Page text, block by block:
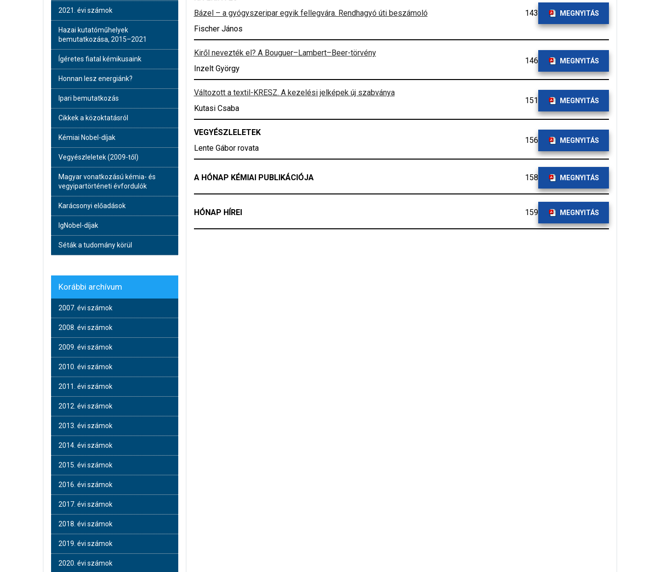
Bázel – a gyógyszeripar egyik fellegvára. Rendhagyó úti beszámoló
Fischer János
143 MEGNYITÁS
Kiről nevezték el? A Bouguer–Lambert–Beer-törvény
Inzelt György
146 MEGNYITÁS
Változott a textil-KRESZ. A kezelési jelképek új szabványa
Kutasi Csaba
151 MEGNYITÁS
VEGYÉSZLELETEK
Lente Gábor rovata
156 MEGNYITÁS
A HÓNAP KÉMIAI PUBLIKÁCIÓJA 158 MEGNYITÁS
HÓNAP HÍREI 159 MEGNYITÁS
2021. évi számok
Hazai kutatóműhelyek
bemutatkozása, 2015–2021
Ígéretes fiatal kémikusaink
Honnan lesz energiánk?
Ipari bemutatkozás
Cikkek a közoktatásról
Kémiai Nobel-díjak
Vegyészleletek (2009-től)
Magyar vonatkozású kémia- és
vegyipartörténeti évfordulók
Karácsonyi előadások
IgNobel-díjak
Séták a tudomány körül
Korábbi archívum
2007. évi számok
2008. évi számok
2009. évi számok
2010. évi számok
2011. évi számok
2012. évi számok
2013. évi számok
2014. évi számok
2015. évi számok
2016. évi számok
2017. évi számok
2018. évi számok
2019. évi számok
2020. évi számok